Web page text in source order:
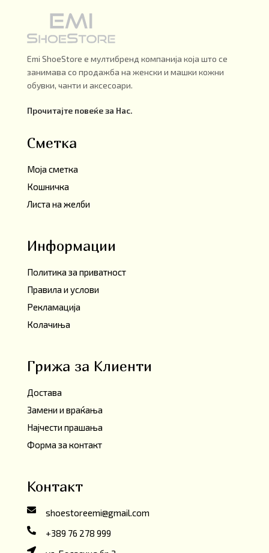
Emi ShoeStore е мултибренд компанија која што се
занимава со продажба на женски и машки кожни
обувки, чанти и аксесоари.
Прочитајте повеќе за Нас.
Сметка
Моја сметка
Кошничка
Листа на желби
Информации
Политика за приватност
Правила и услови
Рекламација
Колачиња
Грижа за Клиенти
Достава
Замени и враќања
Најчести прашања
Форма за контакт
Контакт
shoestoreemi@gmail.com
+389 76 278 999